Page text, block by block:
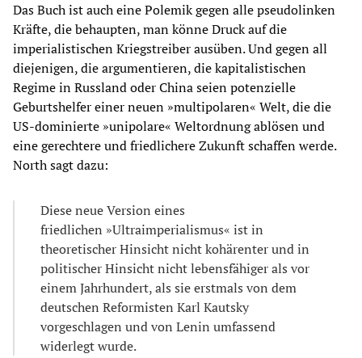
Das Buch ist auch eine Polemik gegen alle pseudolinken
Kräfte, die behaupten, man könne Druck auf die
imperialistischen Kriegstreiber ausüben. Und gegen all
diejenigen, die argumentieren, die kapitalistischen
Regime in Russland oder China seien potenzielle
Geburtshelfer einer neuen »multipolaren« Welt, die die
US-dominierte »unipolare« Weltordnung ablösen und
eine gerechtere und friedlichere Zukunft schaffen werde.
North sagt dazu:
Diese neue Version eines
friedlichen »Ultraimperialismus« ist in
theoretischer Hinsicht nicht kohärenter und in
politischer Hinsicht nicht lebensfähiger als vor
einem Jahrhundert, als sie erstmals von dem
deutschen Reformisten Karl Kautsky
vorgeschlagen und von Lenin umfassend
widerlegt wurde.